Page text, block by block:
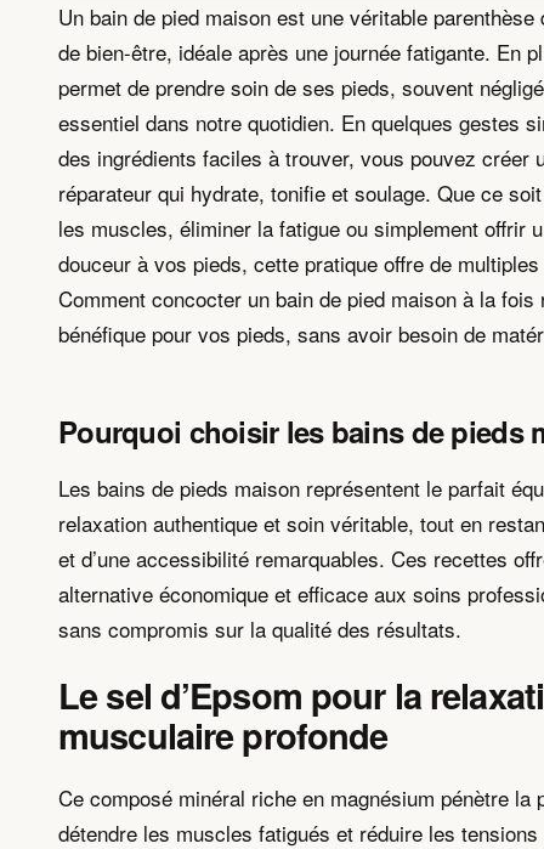
Un bain de pied maison est une véritable parenthèse
de bien-être, idéale après une journée fatigante. En
permet de prendre soin de ses pieds, souvent
essentiel dans notre quotidien. En quelques gestes
des ingrédients faciles à trouver, vous pouvez créer
réparateur qui hydrate, tonifie et soulage. Que ce
les muscles, éliminer la fatigue ou simplement offrir
douceur à vos pieds, cette pratique offre de
Comment concocter un bain de pied maison à la fois
bénéfique pour vos pieds, sans avoir besoin de
Pourquoi choisir les bains de pieds
Les bains de pieds maison représentent le parfait
relaxation authentique et soin véritable, tout en
et d’une accessibilité remarquables. Ces recettes
alternative économique et efficace aux soins
sans compromis sur la qualité des résultats.
Le sel d’Epsom pour la
musculaire profonde
Ce composé minéral riche en magnésium pénètre la
détendre les muscles fatigués et réduire les